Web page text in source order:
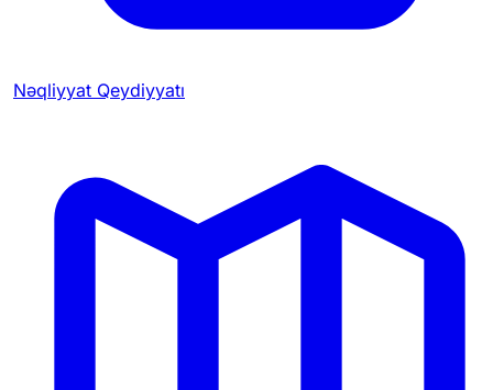
Nəqliyyat Qeydiyyatı